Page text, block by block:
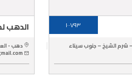
١٠٠٧٩٣ الدهب
دهب -